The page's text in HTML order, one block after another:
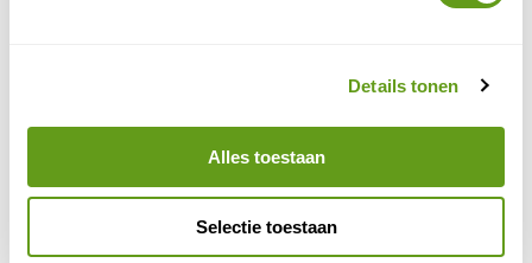
Details tonen
Alles toestaan
Selectie toestaan
Wordt niet getoond op de site